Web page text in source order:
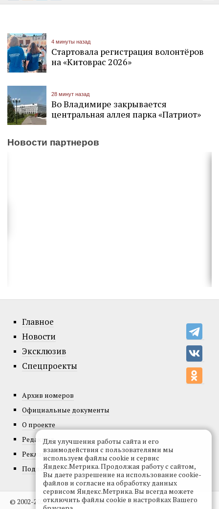
4 минуты назад
Стартовала регистрация волонтёров
на «Китоврас 2026»
28 минут назад
Во Владимире закрывается
центральная аллея парка «Патриот»
Новости партнеров
Главное
Новости
Эксклюзив
Спецпроекты
Архив номеров
Официальные документы
О проекте
Редакция
Реклама
Подписка
© 2002-2026, Все права защищены.Копирование и использование
Для улучшения работы сайта и его
взаимодействия с пользователями мы
используем файлы cookie и сервис
Яндекс.Метрика. Продолжая работу с сайтом,
Вы даете разрешение на использование cookie-
файлов и согласие на обработку данных
сервисом Яндекс.Метрика. Вы всегда можете
отключить файлы cookie в настройках Вашего